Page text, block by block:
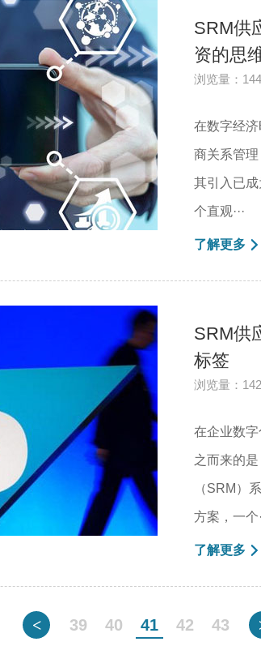
SRM供
资的思
浏览量：144
在数字经
商关系管
其引入已
个直观···
了解更多
SRM供
标签
浏览量：142
在企业数
之而来的
（SRM）
方案，一个
了解更多
< 39 40 41 42 43